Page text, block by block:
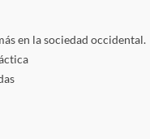
en la sociedad occidental.